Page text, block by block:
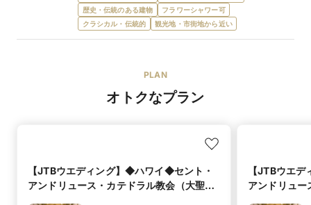
歴史・伝統のある建物
フラワーシャワー可
クラシカル・伝統的
観光地・市街地から近い
PLAN
オトクなプラン
【JTBウエディング】◆ハワイ◆セント・
アンドリュース・カテドラル教会（大聖
【JTBウエ
アンドリュー